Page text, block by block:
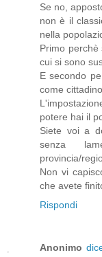
Se no,
non è il
nella
Primo perchè
cui si sono
E secondo
come cittadino.
potere hai il
Siete voi a
senza
provincia/
Non vi
che avete
Rispondi
Anonimo